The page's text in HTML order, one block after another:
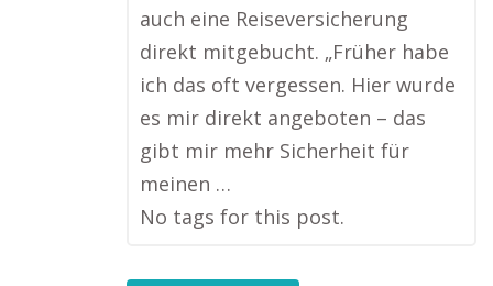
auch eine Reiseversicherung
direkt mitgebucht. „Früher habe
ich das oft vergessen. Hier wurde
es mir direkt angeboten – das
gibt mir mehr Sicherheit für
meinen …
No tags for this post.